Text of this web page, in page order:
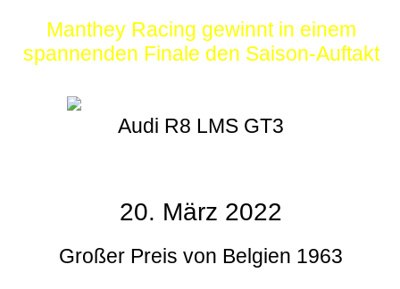
Manthey Racing gewinnt in einem
spannenden Finale den Saison-Auftakt
Audi R8 LMS GT3
20. März 2022
Großer Preis von Belgien 1963